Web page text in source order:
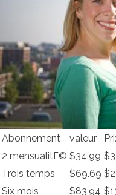
Abonnement valeur
2 mensualitГ© $34.99
Trois temps
$69.69
Six mois
$83.94